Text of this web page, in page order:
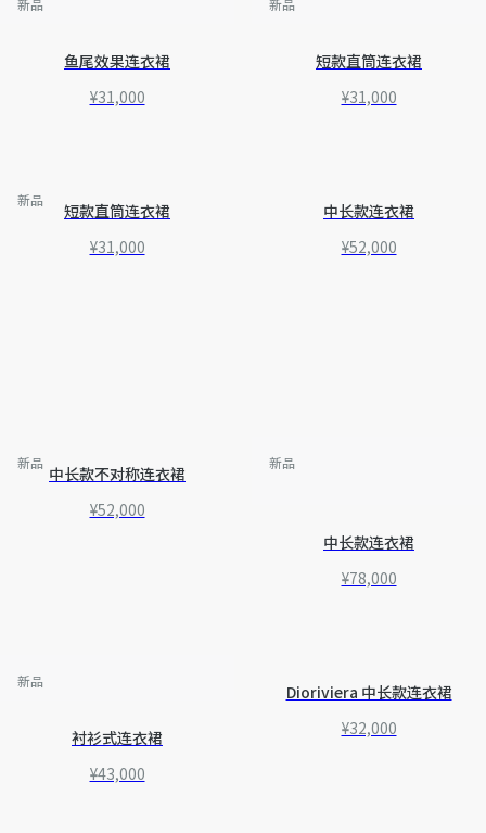
新品
鱼尾效果连衣裙
¥31,000
新品
短款直筒连衣裙
¥31,000
新品
短款直筒连衣裙
¥31,000
中长款连衣裙
¥52,000
新品
中长款不对称连衣裙
¥52,000
新品
中长款连衣裙
¥78,000
新品
衬衫式连衣裙
¥43,000
Dioriviera 中长款连衣裙
¥32,000